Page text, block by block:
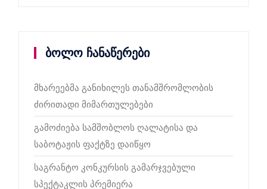
ბოლო ჩანაწერები
მხარეებმა განიხილეს თანამშრომლობის
ძირითადი მიმართულებები
გამოძიება სამშობლოს ღალატისა და
საბოტაჟის ფაქტზე დაიწყო
საგრანტო კონკურსის გამარჯვებული
სპექტაკლის პრემიერა